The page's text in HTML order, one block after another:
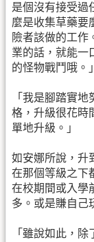
是個沒有接受過
麼是收集草藥要
險者該做的工作
業的話，就能一
的怪物戰鬥哦。」
「我是腳踏實
格，升級很花時
單地升級。」
如安娜所說，升
在那個等級之下
在校期間或入學
多。或是賺自己
「雖說如此，